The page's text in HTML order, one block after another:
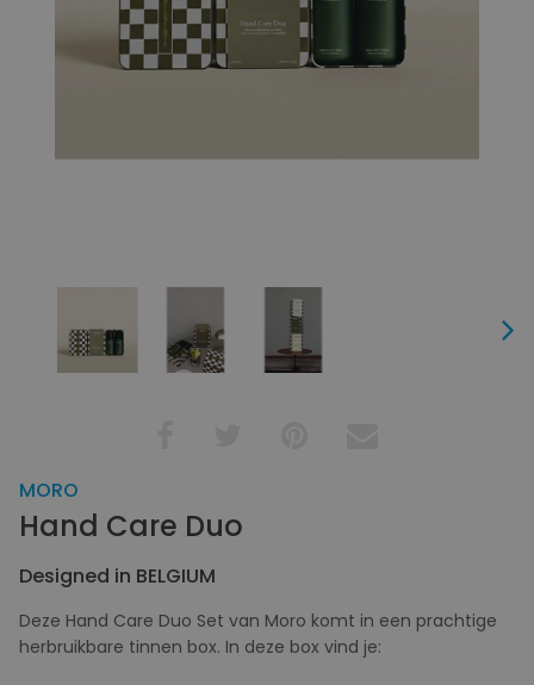
Next
MORO
Hand Care Duo
Designed in BELGIUM
Deze Hand Care Duo Set van Moro komt in een prachtige
herbruikbare tinnen box. In deze box vind je: